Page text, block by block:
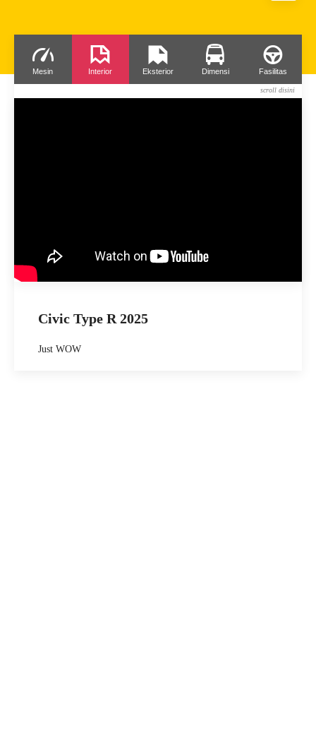
Mesin Interior Eksterior Dimensi Fasilitas
Civic Type R 2025
Just WOW